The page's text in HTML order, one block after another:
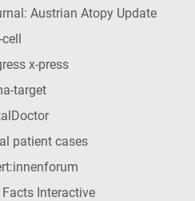
Austrian Atopy Update
x-press
target
patient cases
Facts Interactive